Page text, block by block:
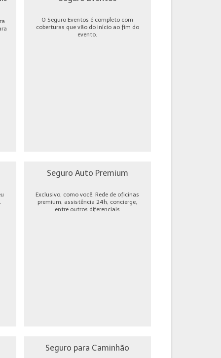
O Seguro Eventos é completo com
coberturas que vão do início ao fim do
evento.
Seguro Auto Premium
Exclusivo, como você. Rede de oficinas
premium, assistência 24h, concierge,
entre outros diferenciais
Seguro para Caminhão